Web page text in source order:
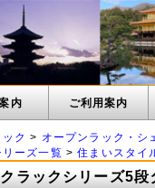
内 ご利用案内
ク > オープンラック・シ
リーズ一覧 >住まいスタイ
ラックシリーズ5